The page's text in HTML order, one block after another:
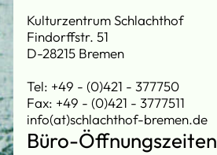
Kulturzentrum Schlachthof
Findorffstr. 51
D-28215 Bremen
Tel: +49 - (0)421 - 377750
Fax: +49 - (0)421 - 3777511
info(at)schlachthof-bremen.de
Büro-Öffnungszeiten